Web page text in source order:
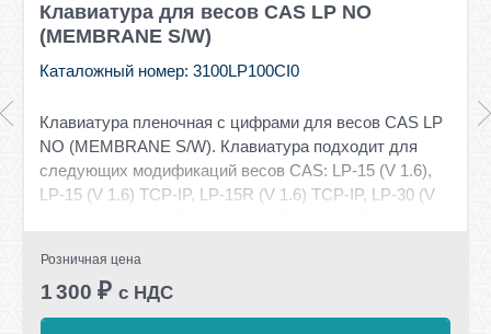
Клавиатура для весов CAS LP NO
(MEMBRANE S/W)
Каталожный номер: 3100LP100CI0
Клавиатура пленочная с цифрами для весов CAS LP
NO (MEMBRANE S/W). Клавиатура подходит для
следующих модификаций весов CAS: LP-15 (V 1.6),
LP-15 (V 1.6) TCP-IP, LP-15R (V 1.6) TCP-IP, LP-30 (V
IP
Розничная цена
1 300 ₽ с НДС